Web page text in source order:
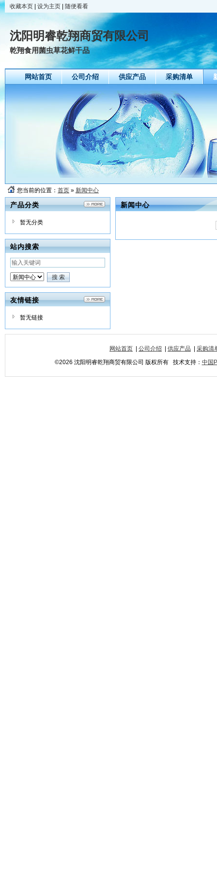
收藏本页 设为主页 随便看看
沈阳明睿乾翔商贸有限公司
乾翔食用菌虫草花鲜干品
网站首页 公司介绍 供应产品 采购清单
您当前的位置： 首页 » 新闻中心
产品分类
暂无分类
站内搜索
友情链接
暂无链接
新闻中心
网站首页 公司介绍 供应产品
采购清
©2026 沈阳明睿乾翔商贸有限公司 版权所有 技术支持： 中国